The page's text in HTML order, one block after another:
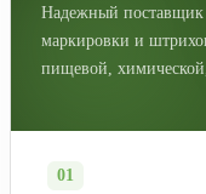
Надежный
маркировки и
пищевой, химической,
01